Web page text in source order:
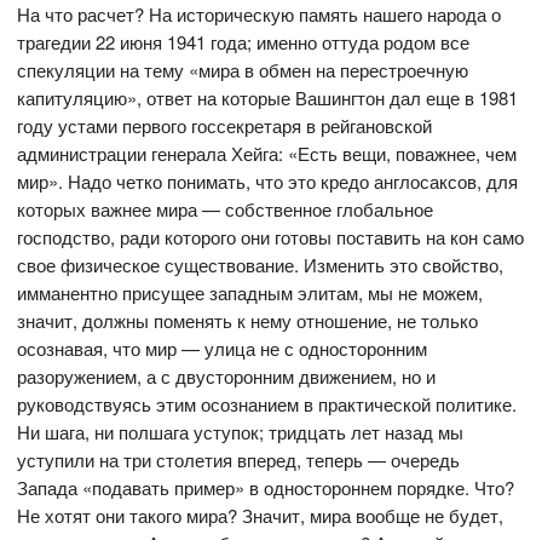
На что расчет? На историческую память нашего народа о
трагедии 22 июня 1941 года; именно оттуда родом все
спекуляции на тему «мира в обмен на перестроечную
капитуляцию», ответ на которые Вашингтон дал еще в 1981
году устами первого госсекретаря в рейгановской
администрации генерала Хейга: «Есть вещи, поважнее, чем
мир». Надо четко понимать, что это кредо англосаксов, для
которых важнее мира — собственное глобальное
господство, ради которого они готовы поставить на кон само
свое физическое существование. Изменить это свойство,
имманентно присущее западным элитам, мы не можем,
значит, должны поменять к нему отношение, не только
осознавая, что мир — улица не с односторонним
разоружением, а с двусторонним движением, но и
руководствуясь этим осознанием в практической политике.
Ни шага, ни полшага уступок; тридцать лет назад мы
уступили на три столетия вперед, теперь — очередь
Запада «подавать пример» в одностороннем порядке. Что?
Не хотят они такого мира? Значит, мира вообще не будет,